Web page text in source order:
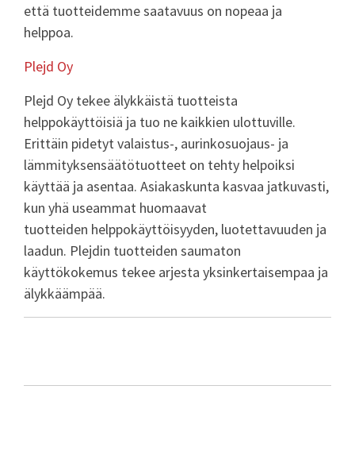
että tuotteidemme saatavuus on nopeaa ja
helppoa.
Plejd Oy
Plejd Oy tekee älykkäistä tuotteista
helppokäyttöisiä ja tuo ne kaikkien ulottuville.
Erittäin pidetyt valaistus-, aurinkosuojaus- ja
lämmityksensäätötuotteet on tehty helpoiksi
käyttää ja asentaa. Asiakaskunta kasvaa jatkuvasti,
kun yhä useammat huomaavat
tuotteiden helppokäyttöisyyden, luotettavuuden ja
laadun. Plejdin tuotteiden saumaton
käyttökokemus tekee arjesta yksinkertaisempaa ja
älykkäämpää.